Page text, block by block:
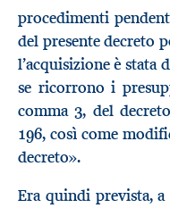
procedimenti
del presente decreto
l’acquisizione è stata
se ricorrono i
comma 3, del
196, così come
decreto».
Era quindi prevista,